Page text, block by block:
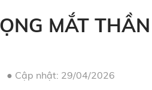
MẮT
● Cập nhật: 29/04/2026